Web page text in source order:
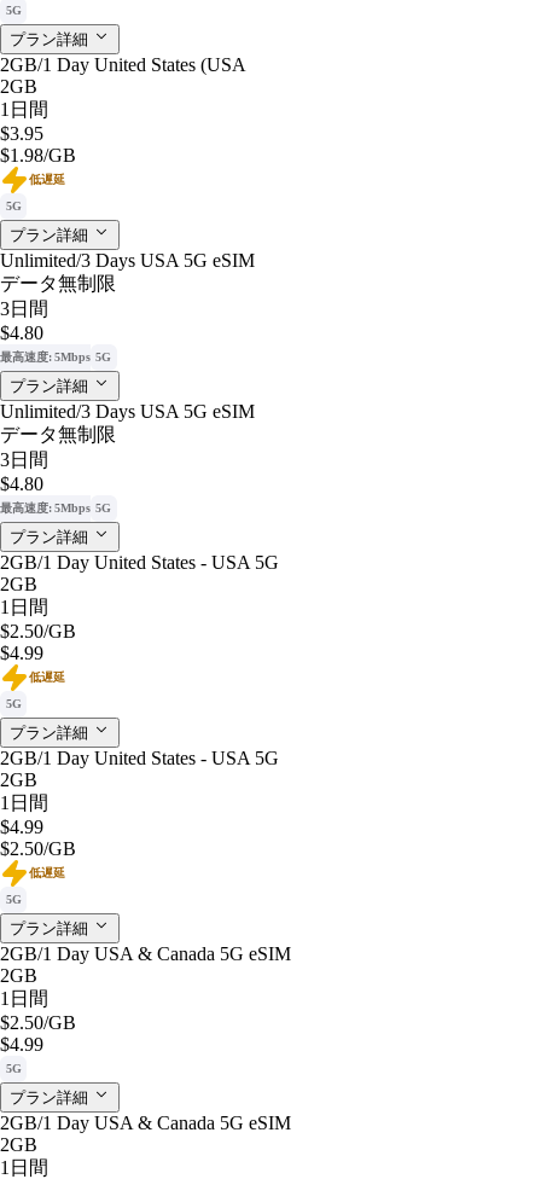
5G
プラン詳細
2GB/1 Day United States (USA
2GB
1日間
$3.95
$1.98/GB
低遅延
5G
プラン詳細
Unlimited/3 Days USA 5G eSIM
データ無制限
3日間
$4.80
最高速度: 5Mbps 5G
プラン詳細
Unlimited/3 Days USA 5G eSIM
データ無制限
3日間
$4.80
最高速度: 5Mbps 5G
プラン詳細
2GB/1 Day United States - USA 5G
2GB
1日間
$2.50/GB
$4.99
低遅延
5G
プラン詳細
2GB/1 Day United States - USA 5G
2GB
1日間
$4.99
$2.50/GB
低遅延
5G
プラン詳細
2GB/1 Day USA & Canada 5G eSIM
2GB
1日間
$2.50/GB
$4.99
5G
プラン詳細
2GB/1 Day USA & Canada 5G eSIM
2GB
1日間